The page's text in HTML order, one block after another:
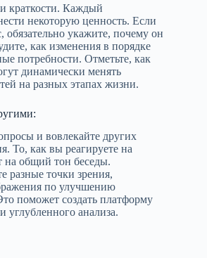
краткости. Каждый
некоторую ценность. Если
обязательно укажите, почему он
как изменения в порядке
потребности. Отметьте, как
динамически менять
на разных этапах жизни.
и вовлекайте других
То, как вы реагируете на
на общий тон беседы.
разные точки зрения,
по улучшению
поможет создать платформу
углубленного анализа.